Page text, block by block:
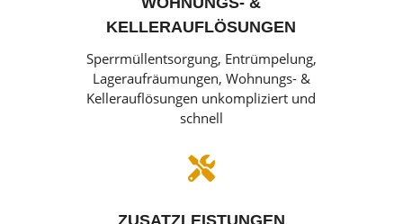
KELLERAUFLÖSUNGEN
Sperrmüllentsorgung, Entrümpelung,
Lageraufräumungen, Wohnungs- &
Kellerauflösungen unkompliziert und
schnell
